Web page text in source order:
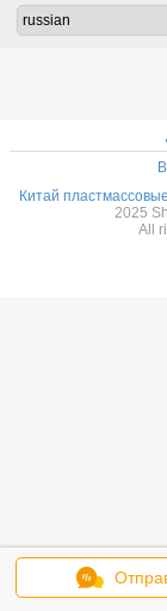
Китай
2025
All